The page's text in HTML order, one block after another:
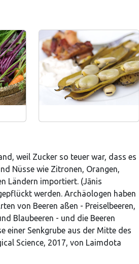
weil Zucker so teuer war, dass es
Nüsse wie Zitronen, Orangen,
Ländern importiert. (Jānis
werden. Archäologen haben
von Beeren aßen - Preiselbeeren,
Blaubeeren - und die Beeren
einer Senkgrube aus der Mitte des
Science, 2017, von Laimdota